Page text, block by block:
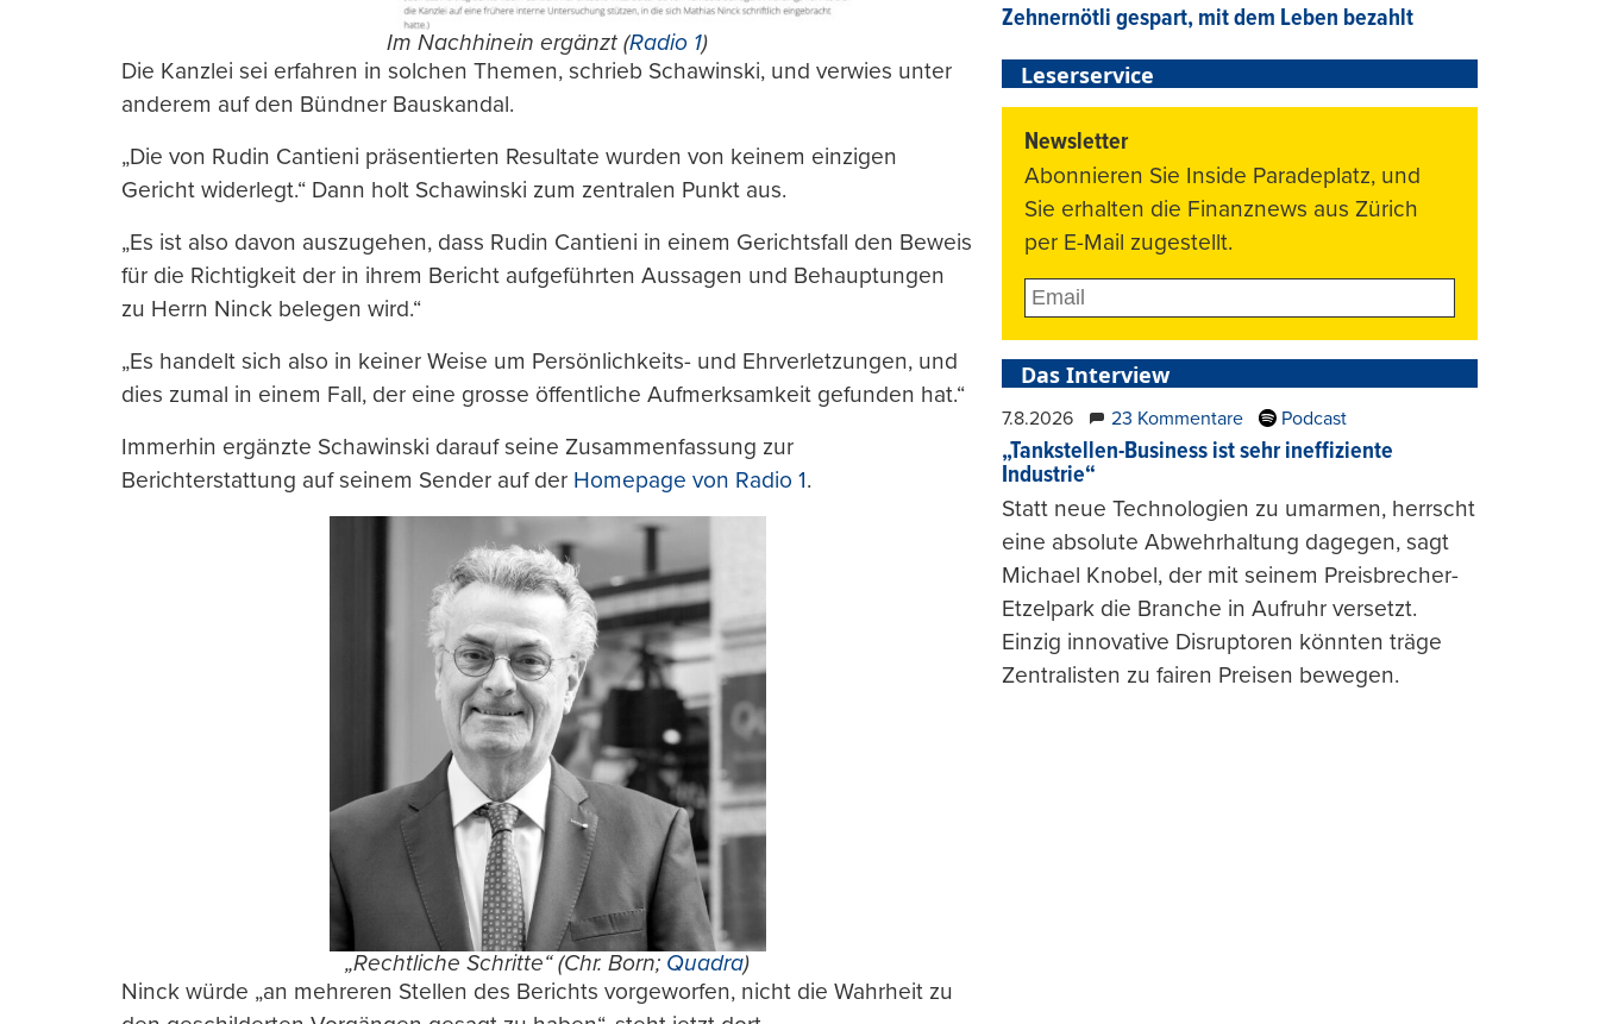
Im Nachhinein ergänzt (Radio 1)
Die Kanzlei sei erfahren in solchen Themen, schrieb Schawinski, und verwies unter
anderem auf den Bündner Bauskandal.
„Die von Rudin Cantieni präsentierten Resultate wurden von keinem einzigen
Gericht widerlegt.“ Dann holt Schawinski zum zentralen Punkt aus.
„Es ist also davon auszugehen, dass Rudin Cantieni in einem Gerichtsfall den Beweis
für die Richtigkeit der in ihrem Bericht aufgeführten Aussagen und Behauptungen
zu Herrn Ninck belegen wird.“
„Es handelt sich also in keiner Weise um Persönlichkeits- und Ehrverletzungen, und
dies zumal in einem Fall, der eine grosse öffentliche Aufmerksamkeit gefunden hat.“
Immerhin ergänzte Schawinski darauf seine Zusammenfassung zur
Berichterstattung auf seinem Sender auf der Homepage von Radio 1.
„Rechtliche Schritte“ (Chr. Born; Quadra)
Ninck würde „an mehreren Stellen des Berichts vorgeworfen, nicht die Wahrheit zu
Zehnernötli gespart, mit dem Leben bezahlt
Leserservice
Newsletter
Abonnieren Sie Inside Paradeplatz, und
Sie erhalten die Finanznews aus Zürich
per E-Mail zugestellt.
Das Interview
7.8.2026 23 Kommentare Podcast
„Tankstellen-Business ist sehr ineffiziente
Industrie“
Statt neue Technologien zu umarmen, herrscht
eine absolute Abwehrhaltung dagegen, sagt
Michael Knobel, der mit seinem Preisbrecher-
Etzelpark die Branche in Aufruhr versetzt.
Einzig innovative Disruptoren könnten träge
Zentralisten zu fairen Preisen bewegen.